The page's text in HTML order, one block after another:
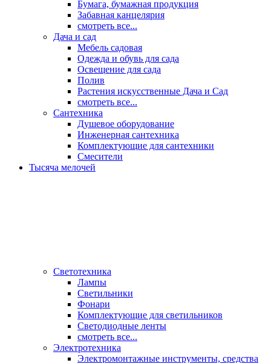
Бумага, бумажная продукция
Забавная канцелярия
смотреть все...
Дача и сад
Мебель садовая
Одежда и обувь для сада
Освещение для сада
Полив
Растения искусственные Дача и Сад
смотреть все...
Сантехника
Душевое оборудование
Инженерная сантехника
Комплектующие для сантехники
Смесители
Тысяча мелочей
Светотехника
Лампы
Светильники
Фонари
Комплектующие для светильников
Светодиодные ленты
смотреть все...
Электротехника
Электромонтажные инструменты, средства